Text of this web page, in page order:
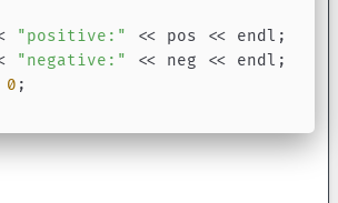
"positive:"
<< pos << endl;
"negative:"
<< neg << endl;
0 ;